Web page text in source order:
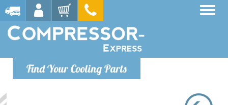
Find Your Cooling Parts